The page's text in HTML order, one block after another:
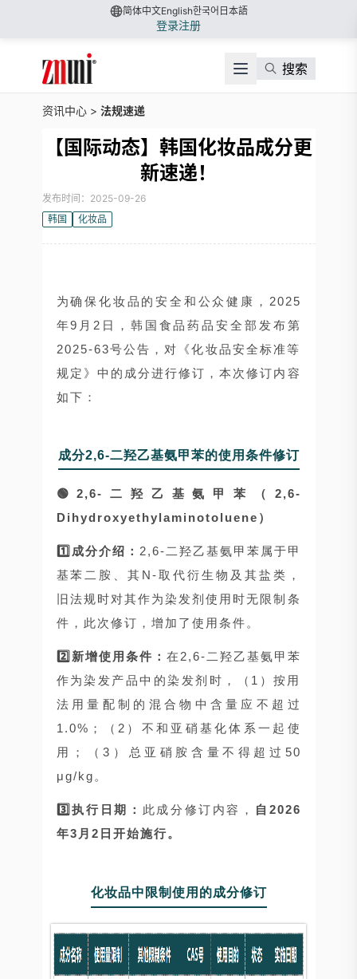
简体中文English한국어 日本語
登录注册
搜索
资讯中心 > 法规速递
【国际动态】韩国化妆品成分更
新速递！
发布时间：2025-09-26
韩国
化妆品
为确保化妆品的安全和公众健康，2025
年9月2日，韩国食品药品安全部发布第
2025-63号公告，对《化妆品安全标准等
规定》中的成分进行修订，本次修订内容
如下：
成分2,6-二羟乙基氨甲苯的使用条件修订
🟢2,6-二羟乙基氨甲苯（2,6-
Dihydroxyethylaminotoluene）
1️⃣成分介绍： 2,6-二羟乙基氨甲苯属于甲
基苯二胺、其N-取代衍生物及其盐类，
旧法规时对其作为染发剂使用时无限制条
件，此次修订，增加了使用条件。
2️⃣新增使用条件： 在2,6-二羟乙基氨甲苯
作为染发产品中的染发剂时，（1）按用
法用量配制的混合物中含量应不超过
1.0%；（2）不和亚硝基化体系一起使
用；（3）总亚硝胺含量不得超过50
μg/kg。
3️⃣执行日期： 此成分修订内容，
自2026
年3月2日开始施行。
化妆品中限制使用的成分修订